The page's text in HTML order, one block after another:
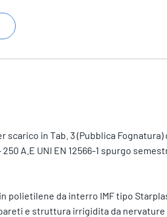
scarico in Tab. 3 (Pubblica
A.E UNI EN 12566-1 spurgo
polietilene da interro IMF tipo
e struttura irrigidita da